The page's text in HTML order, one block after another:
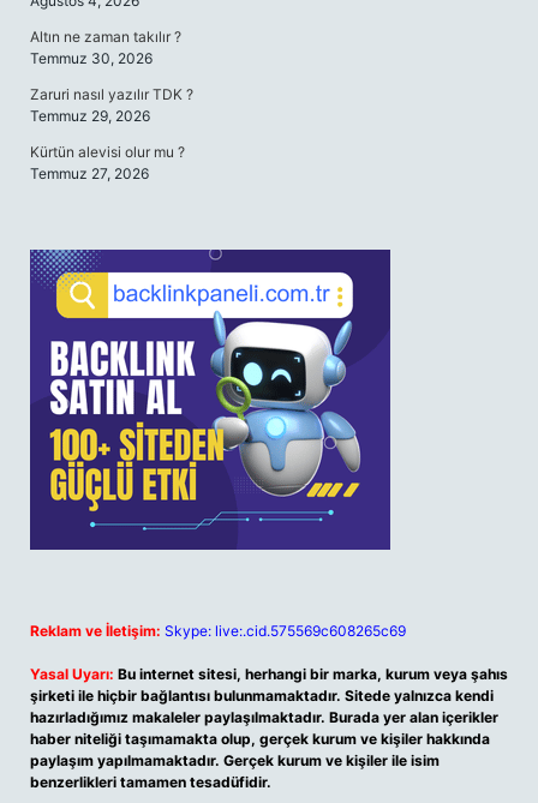
Altın ne zaman takılır ?
Temmuz 30, 2026
Zaruri nasıl yazılır TDK ?
Temmuz 29, 2026
Kürtün alevisi olur mu ?
Temmuz 27, 2026
Reklam ve İletişim: Skype: live:.cid.575569c608265c69
Yasal Uyarı: Bu internet sitesi, herhangi bir marka, kurum veya şahıs
şirketi ile hiçbir bağlantısı bulunmamaktadır. Sitede yalnızca kendi
hazırladığımız makaleler paylaşılmaktadır. Burada yer alan içerikler
haber niteliği taşımamakta olup, gerçek kurum ve kişiler hakkında
paylaşım yapılmamaktadır. Gerçek kurum ve kişiler ile isim
benzerlikleri tamamen tesadüfidir.